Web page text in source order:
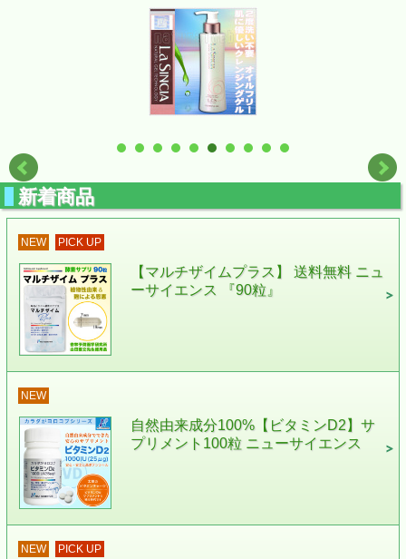
新着商品
NEW PICK UP
【マルチザイムプラス】 送料無料 ニュ
ーサイエンス 『90粒』
NEW
自然由来成分100%【ビタミンD2】サ
プリメント100粒 ニューサイエンス
NEW PICK UP